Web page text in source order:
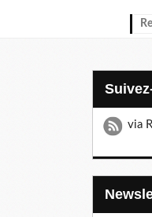
via